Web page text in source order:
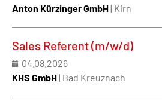
Anton Kürzinger GmbH| Kirn
Sales Referent (m/w/d)
04.08.2026
KHS GmbH| Bad Kreuznach